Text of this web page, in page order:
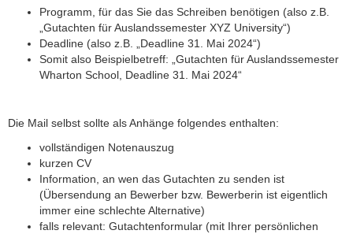
Bachelorarbeiten
Masterarbeiten
Empfehlungsschreiben
Veranstaltungen
Forschung
Presse
Programm, für das Sie das Schreiben benötigen (also z.B.
„Gutachten für Auslandssemester XYZ University“)
Deadline (also z.B. „Deadline 31. Mai 2024“)
Somit also Beispielbetreff: „Gutachten für Auslandssemester
Wharton School, Deadline 31. Mai 2024“
Die Mail selbst sollte als Anhänge folgendes enthalten:
vollständigen Notenauszug
kurzen CV
Information, an wen das Gutachten zu senden ist
(Übersendung an Bewerber bzw. Bewerberin ist eigentlich
immer eine schlechte Alternative)
falls relevant: Gutachtenformular (mit Ihrer persönlichen